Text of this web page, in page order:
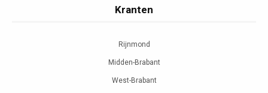
Kranten
Rijnmond
Midden-Brabant
West-Brabant